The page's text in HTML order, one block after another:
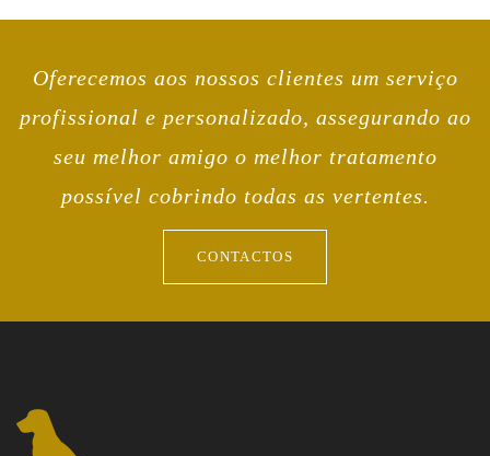
Oferecemos aos nossos clientes um serviço
profissional e personalizado, assegurando ao
seu melhor amigo o melhor tratamento
possível cobrindo todas as vertentes.
CONTACTOS